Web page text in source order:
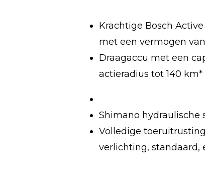
Krachtige Bosch
met een vermogen
Draagaccu met een
actieradius tot 140 km*
Shimano hydraulische
Volledige
verlichting, standaard,